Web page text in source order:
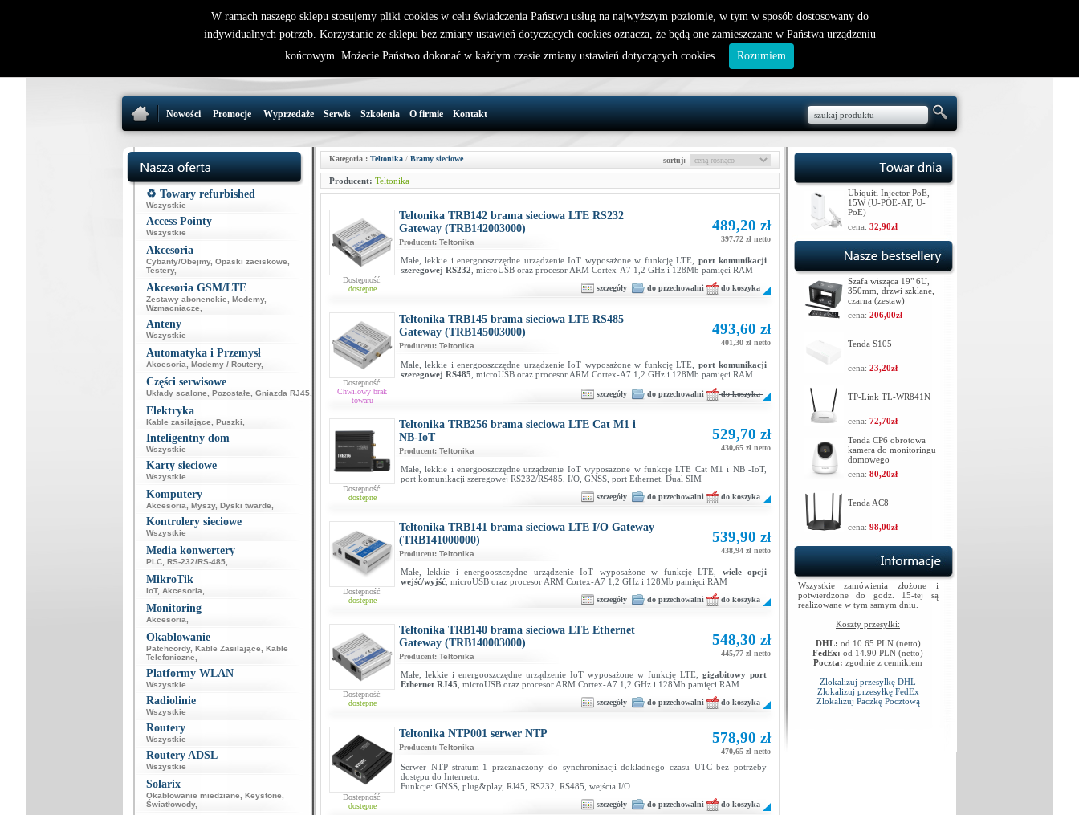
nowy klient
32 721 86 72
support@wirelesslan.com.pl
W koszyku jest 0 produktów(y)
Nowości Promocje Wyprzedaże Serwis Szkolenia O firmie Kontakt
♻️ Towary refurbished
Wszystkie
Access Pointy
Wszystkie
Akcesoria
Cybanty/Obejmy, Opaski zaciskowe
Testery,
Akcesoria GSM/LTE
Zestawy abonenckie Modemy,
Wzmacniacze
Anteny
Wszystkie
Automatyka i Przemysł
Akcesoria Modemy / Routery,
Części serwisowe
Układy scalone Pozostałe Gniazda RJ45,
Elektryka
Kable zasilające Puszki
Inteligentny dom
Wszystkie
Karty sieciowe
Wszystkie
Komputery
Akcesoria Myszy, Dyski twarde
Kontrolery sieciowe
Wszystkie
Media konwertery
PLC, RS-232/RS-485,
MikroTik
IoT, Akcesoria
Monitoring
Akcesoria
Okablowanie
Patchcordy, Kable Zasilające
Kable
Telefoniczne
Platformy WLAN
Wszystkie
Radiolinie
Wszystkie
Routery
Wszystkie
Routery ADSL
Wszystkie
Solarix
Okablowanie miedziane Keystone
Światłowody,
Kategoria : Teltonika / Bramy sieciowe sortuj:
Producent: Teltonika
Dostępność:
dostępne
Teltonika TRB142 brama sieciowa LTE RS232
Gateway (TRB142003000)
Producent: Teltonika
489,20 zł
397,72 zł netto
Małe, lekkie i energooszczędne urządzenie IoT wyposażone w funkcję LTE, port komunikacji
szeregowej RS232 , microUSB oraz procesor ARM Cortex-A7 1,2 GHz i 128Mb pamięci RAM
szczegóły do przechowalni do koszyka
Dostępność:
Chwilowy brak
towaru
Teltonika TRB145 brama sieciowa LTE RS485
Gateway (TRB145003000)
Producent: Teltonika
493,60 zł
401,30 zł netto
Małe, lekkie i energooszczędne urządzenie IoT wyposażone w funkcję LTE, port komunikacji
szeregowej RS485 , microUSB oraz procesor ARM Cortex-A7 1,2 GHz i 128Mb pamięci RAM
szczegóły do przechowalni do koszyka
Dostępność:
dostępne
Teltonika TRB256 brama sieciowa LTE Cat M1 i
NB-IoT
Producent: Teltonika
529,70 zł
430,65 zł netto
Małe, lekkie i energooszczędne urządzenie IoT wyposażone w funkcję LTE Cat M1 i NB -IoT,
port komunikacji szeregowej RS232/RS485, I/O, GNSS, port Ethernet, Dual SIM
szczegóły do przechowalni do koszyka
Dostępność:
dostępne
Teltonika TRB141 brama sieciowa LTE I/O Gateway
(TRB141000000)
Producent: Teltonika
539,90 zł
438,94 zł netto
Małe, lekkie i energooszczędne urządzenie IoT wyposażone w funkcję LTE, wiele opcji
wejść/wyjść , microUSB oraz procesor ARM Cortex-A7 1,2 GHz i 128Mb pamięci RAM
szczegóły do przechowalni do koszyka
Dostępność:
dostępne
Teltonika TRB140 brama sieciowa LTE Ethernet
Gateway (TRB140003000)
Producent: Teltonika
548,30 zł
445,77 zł netto
Małe, lekkie i energooszczędne urządzenie IoT wyposażone w funkcję LTE, gigabitowy port
Ethernet RJ45 , microUSB oraz procesor ARM Cortex-A7 1,2 GHz i 128Mb pamięci RAM
szczegóły do przechowalni do koszyka
Dostępność:
dostępne
Teltonika NTP001 serwer NTP
Producent: Teltonika
578,90 zł
470,65 zł netto
Serwer NTP stratum-1 przeznaczony do synchronizacji dokładnego czasu UTC bez potrzeby
dostępu do Internetu.
Funkcje: GNSS, plug&play, RJ45, RS232, RS485, wejścia I/O
szczegóły do przechowalni do koszyka
Ubiquiti Injector PoE,
15W (U-POE-AF, U-
PoE)
cena: 32,90zł
Szafa wisząca 19" 6U,
350mm, drzwi szklane,
czarna (zestaw)
cena: 206,00zł
Tenda S105
cena: 23,20zł
TP-Link TL-WR841N
cena: 72,70zł
Tenda CP6 obrotowa
kamera do monitoringu
domowego
cena: 80,20zł
Tenda AC8
cena: 98,00zł
Wszystkie zamówienia złożone i
potwierdzone do godz. 15-tej są
realizowane w tym samym dniu.
Koszty przesyłki:
DHL: od 10.65 PLN (netto)
FedEx: od 14.90 PLN (netto)
Poczta: zgodnie z cennikiem
Zlokalizuj przesyłkę DHL
Zlokalizuj przesyłkę FedEx
Zlokalizuj Paczkę Pocztową
W ramach naszego sklepu stosujemy pliki cookies w celu świadczenia Państwu usług na najwyższym poziomie, w tym w sposób dostosowany do
indywidualnych potrzeb. Korzystanie ze sklepu bez zmiany ustawień dotyczących cookies oznacza, że będą one zamieszczane w Państwa urządzeniu
końcowym. Możecie Państwo dokonać w każdym czasie zmiany ustawień dotyczących cookies.
Rozumiem